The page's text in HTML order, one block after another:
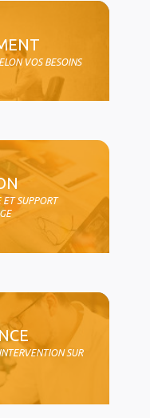
VOS BESOINS
ET SUPPORT
SUR